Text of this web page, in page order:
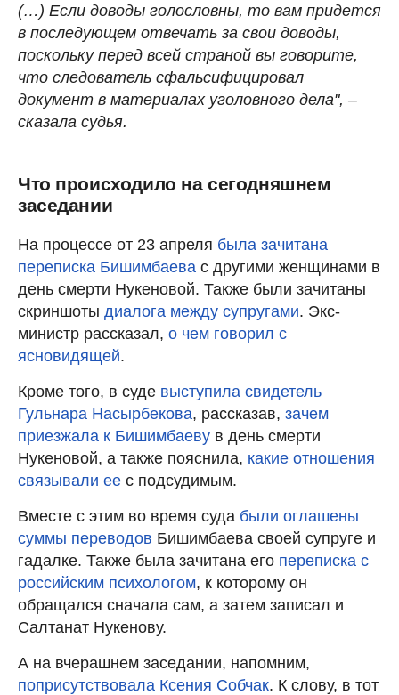
(…) Если доводы голословны, то вам придется
в последующем отвечать за свои доводы,
поскольку перед всей страной вы говорите,
что следователь сфальсифицировал
документ в материалах уголовного дела", –
сказала судья.
Что происходило на сегодняшнем
заседании
На процессе от 23 апреля была зачитана
переписка Бишимбаева с другими женщинами в
день смерти Нукеновой. Также были зачитаны
скриншоты диалога между супругами. Экс-
министр рассказал, о чем говорил с
ясновидящей.
Кроме того, в суде выступила свидетель
Гульнара Насырбекова, рассказав, зачем
приезжала к Бишимбаеву в день смерти
Нукеновой, а также пояснила, какие отношения
связывали ее с подсудимым.
Вместе с этим во время суда были оглашены
суммы переводов Бишимбаева своей супруге и
гадалке. Также была зачитана его переписка с
российским психологом, к которому он
обращался сначала сам, а затем записал и
Салтанат Нукенову.
А на вчерашнем заседании, напомним,
поприсутствовала Ксения Собчак. К слову, в тот